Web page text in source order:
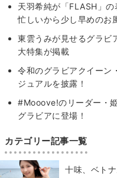
天羽希純が「FLASH」
忙しいから少し早めのお
東雲うみが見せるグラビ
大特集が掲載
令和のグラビアクイーン
ジュアルを披露！
#Mooove!のリーダー・
グラビアに登場！
カテゴリー記事一覧
十味、ベト